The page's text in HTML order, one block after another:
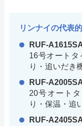
リンナイの代表
RUF-
16号オートタ
り・追いだき
RUF-
20号オート
り・保温・追
RUF-